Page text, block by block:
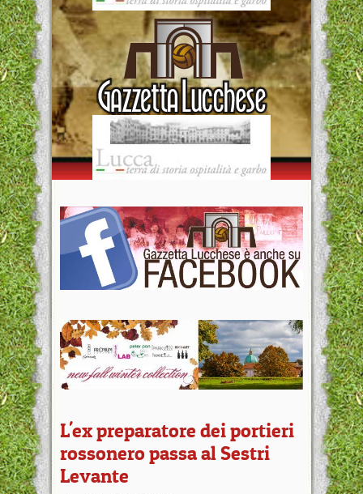
L'ex preparatore dei portieri
rossonero passa al Sestri
Levante